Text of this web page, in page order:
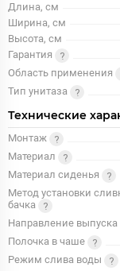
Длина, см
Ширина, см
Высота, см
Гарантия
Область применения
Тип унитаза
Технические
Монтаж
Материал
Материал сиденья
Метод установки
бачка
Направление выпуска
Полочка в чаше
Режим слива воды